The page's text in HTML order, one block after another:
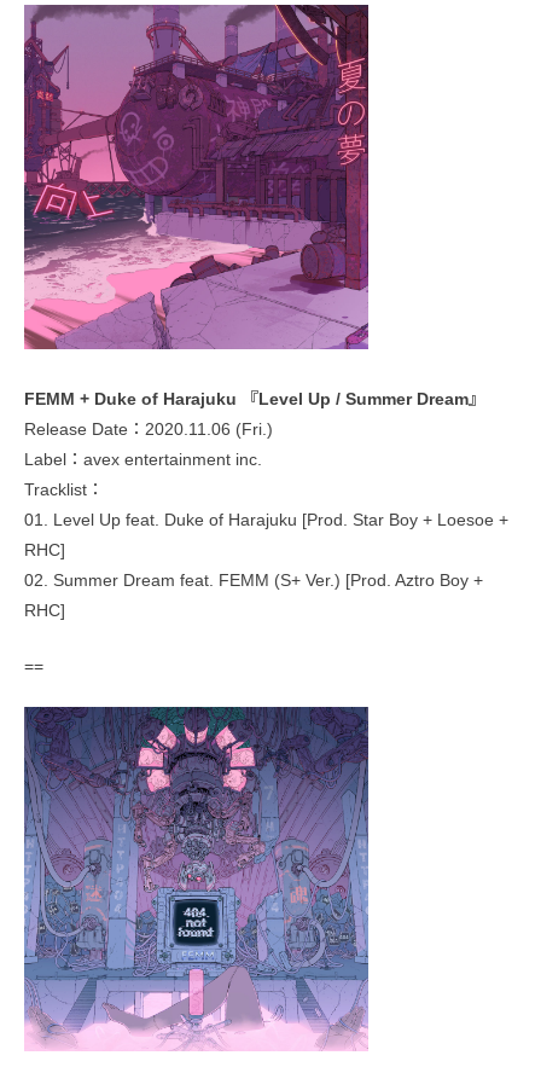
FEMM + Duke of Harajuku 『Level Up / Summer Dream』
Release Date：2020.11.06 (Fri.)
Label：avex entertainment inc.
Tracklist：
01. Level Up feat. Duke of Harajuku [Prod. Star Boy + Loesoe +
RHC]
02. Summer Dream feat. FEMM (S+ Ver.) [Prod. Aztro Boy +
RHC]
==